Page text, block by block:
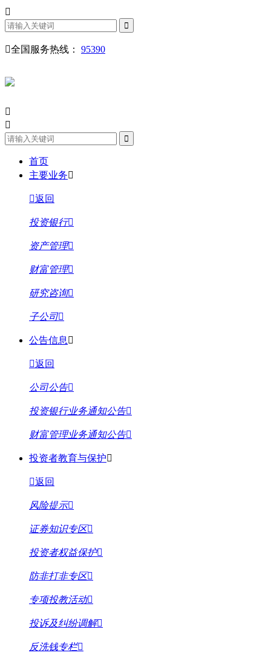
全国服务热线： 95390
首页
主要业务
返回
投资银行
资产管理
财富管理
研究咨询
子公司
公告信息
返回
公司公告
投资银行业务通知公告
财富管理业务通知公告
投资者教育与保护
返回
风险提示
证券知识专区
投资者权益保护
防非打非专区
专项投教活动
投诉及纠纷调解
反洗钱专栏